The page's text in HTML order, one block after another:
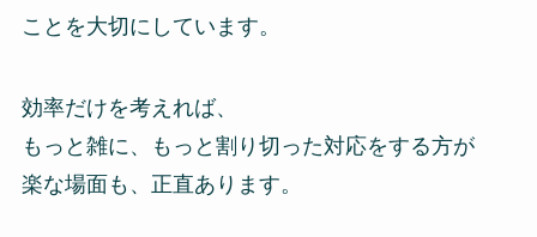
ことを大切にしています。
効率だけを考えれば、
もっと雑に、もっと割り切った対応をする方が
楽な場面も、正直あります。